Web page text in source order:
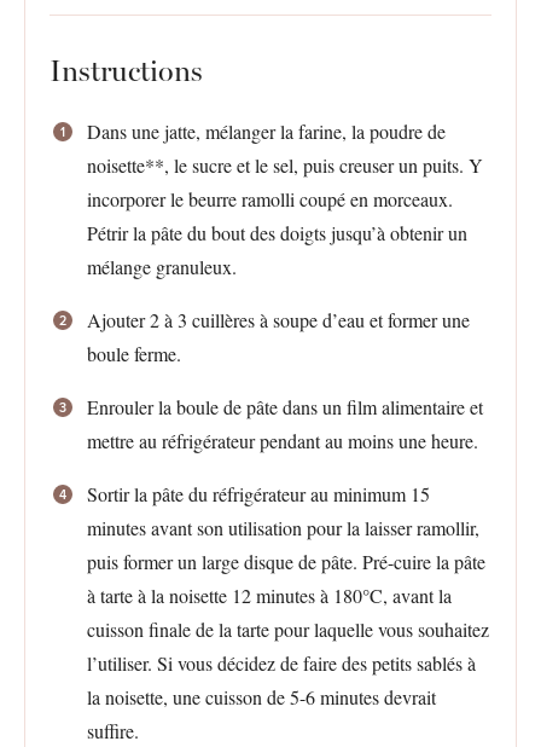
Instructions
Dans une jatte, mélanger la farine, la poudre de
noisette**, le sucre et le sel, puis creuser un puits. Y
incorporer le beurre ramolli coupé en morceaux.
Pétrir la pâte du bout des doigts jusqu’à obtenir un
mélange granuleux.
Ajouter 2 à 3 cuillères à soupe d’eau et former une
boule ferme.
Enrouler la boule de pâte dans un film alimentaire et
mettre au réfrigérateur pendant au moins une heure.
Sortir la pâte du réfrigérateur au minimum 15
minutes avant son utilisation pour la laisser ramollir,
puis former un large disque de pâte. Pré-cuire la pâte
à tarte à la noisette 12 minutes à 180°C, avant la
cuisson finale de la tarte pour laquelle vous souhaitez
l’utiliser. Si vous décidez de faire des petits sablés à
la noisette, une cuisson de 5-6 minutes devrait
suffire.